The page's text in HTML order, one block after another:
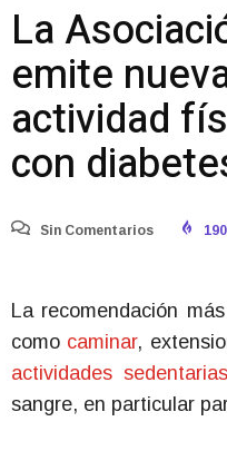
La
emite
actividad
con
Sin Comentarios
La recomendación
como caminar,
actividades
sangre, en particular